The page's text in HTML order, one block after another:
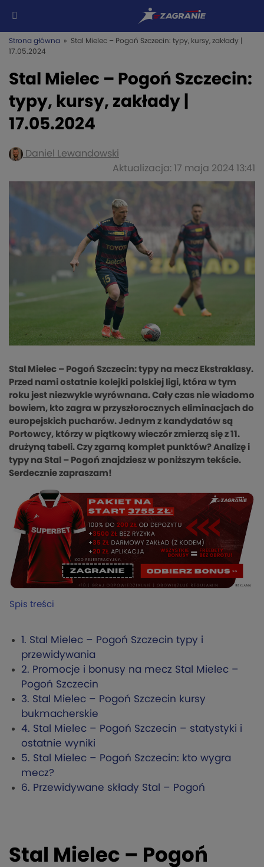
Strona główna » Stal Mielec – Pogoń Szczecin: typy, kursy, zakłady |
17.05.2024
Stal Mielec – Pogoń Szczecin:
typy, kursy, zakłady |
17.05.2024
Daniel Lewandowski
Aktualizacja: 17 maja 2024 13:41
Stal Mielec – Pogoń Szczecin: typy na mecz Ekstraklasy.
Przed nami ostatnie kolejki polskiej ligi, która w tym
roku jest niezwykle wyrównana. Cały czas nie wiadomo
bowiem, kto zagra w przyszłorocznych eliminacjach do
europejskich pucharów. Jednym z kandydatów są
Portowcy, którzy w piątkowy wieczór zmierzą się z 11.
drużyną tabeli. Czy zgarną komplet punktów? Analizę i
typy na Stal – Pogoń znajdziesz w poniższym tekście.
Serdecznie zapraszam!
Spis treści
1. Stal Mielec – Pogoń Szczecin typy i
przewidywania
2. Promocje i bonusy na mecz Stal Mielec –
Pogoń Szczecin
3. Stal Mielec – Pogoń Szczecin kursy
bukmacherskie
4. Stal Mielec – Pogoń Szczecin – statystyki i
ostatnie wyniki
5. Stal Mielec – Pogoń Szczecin: kto wygra
mecz?
6. Przewidywane składy Stal – Pogoń
Stal Mielec – Pogoń